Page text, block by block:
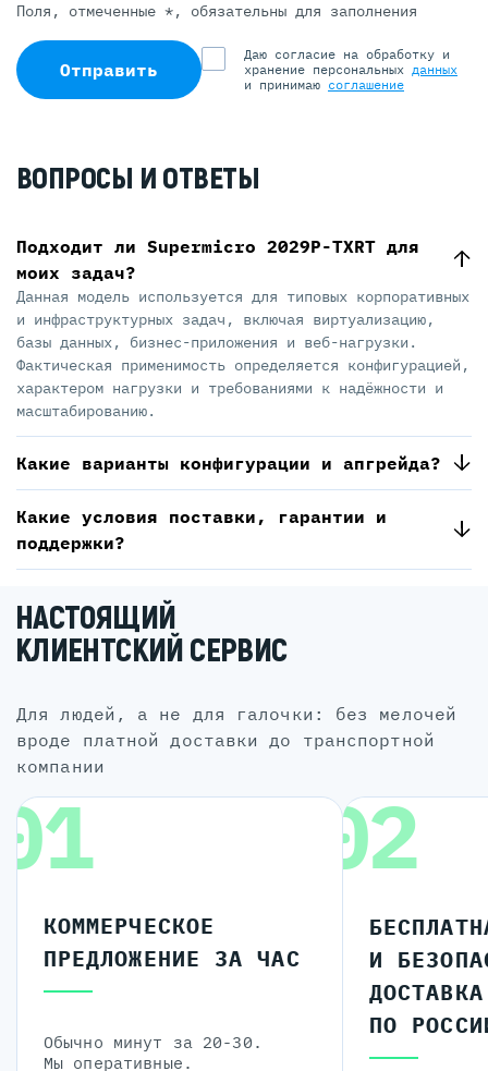
Поля, отмеченные *, обязательны для заполнения
Отправить
Даю согласие на обработку и
хранение персональных данных
и принимаю соглашение
ВОПРОСЫ И ОТВЕТЫ
Подходит ли Supermicro 2029P-TXRT для
моих задач?
Данная модель используется для типовых корпоративных
и инфраструктурных задач, включая виртуализацию,
базы данных, бизнес-приложения и веб-нагрузки.
Фактическая применимость определяется конфигурацией,
характером нагрузки и требованиями к надёжности и
масштабированию.
Какие варианты конфигурации и апгрейда?
Какие условия поставки, гарантии и
поддержки?
НАСТОЯЩИЙ
КЛИЕНТСКИЙ СЕРВИС
для людей, а не для галочки: без мелочей
вроде платной доставки до транспортной
компании
КОММЕРЧЕСКОЕ
ПРЕДЛОЖЕНИЕ ЗА ЧАС
Обычно минут за 20-30.
Мы оперативные.
02
И
ДОСТАВКА
ПО